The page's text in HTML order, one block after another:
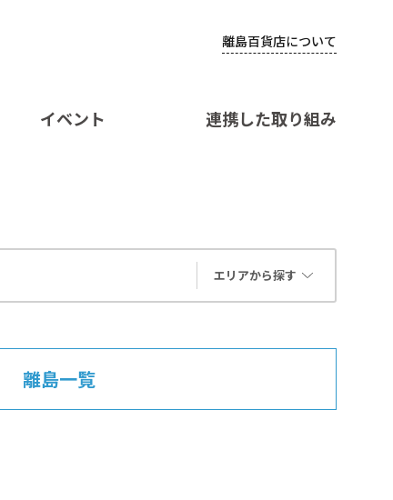
離島百貨店について
イベント 連携した取り組み
エリアから探す
離島一覧